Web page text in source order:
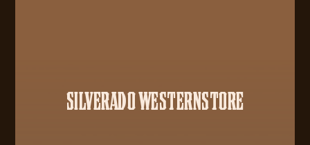
SILVERADO WESTERNSTORE